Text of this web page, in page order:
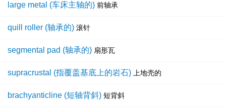
large metal (车床主轴的) 前轴承
quill roller (轴承的) 滚针
segmental pad (轴承的) 扇形瓦
supracrustal (指覆盖基底上的岩石) 上地壳的
brachyanticline (短轴背斜) 短背斜